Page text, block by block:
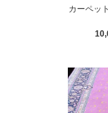
カーペッ